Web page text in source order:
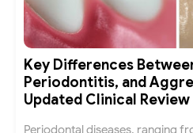
Key Differences
Periodontitis, and
Updated Clinical Review
Periodontal diseases, ranging